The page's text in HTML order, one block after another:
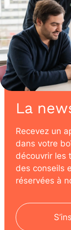
La
Recevez un
dans votre
découvrir les
des conseils
réservées à